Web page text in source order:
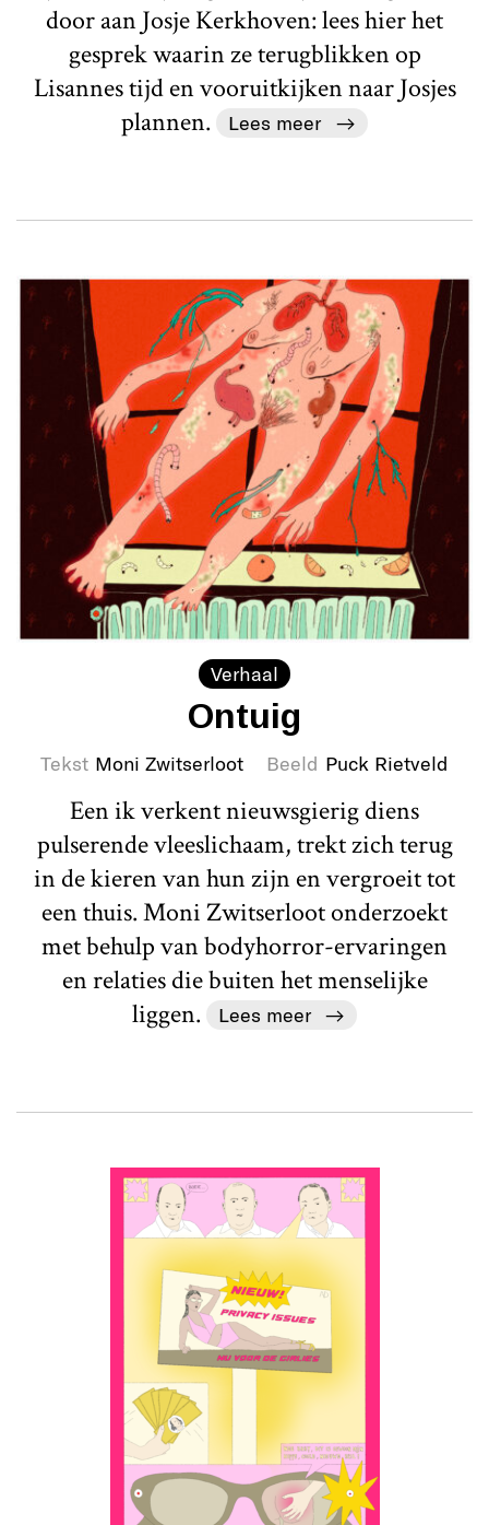
door aan Josje Kerkhoven: lees hier het
gesprek waarin ze terugblikken op
Lisannes tijd en vooruitkijken naar Josjes
plannen.
Lees meer
Verhaal
Ontuig
Tekst Moni Zwitserloot Beeld Puck Rietveld
Een ik verkent nieuwsgierig diens
pulserende vleeslichaam, trekt zich terug
in de kieren van hun zijn en vergroeit tot
een thuis. Moni Zwitserloot onderzoekt
met behulp van bodyhorror-ervaringen
en relaties die buiten het menselijke
liggen.
Lees meer